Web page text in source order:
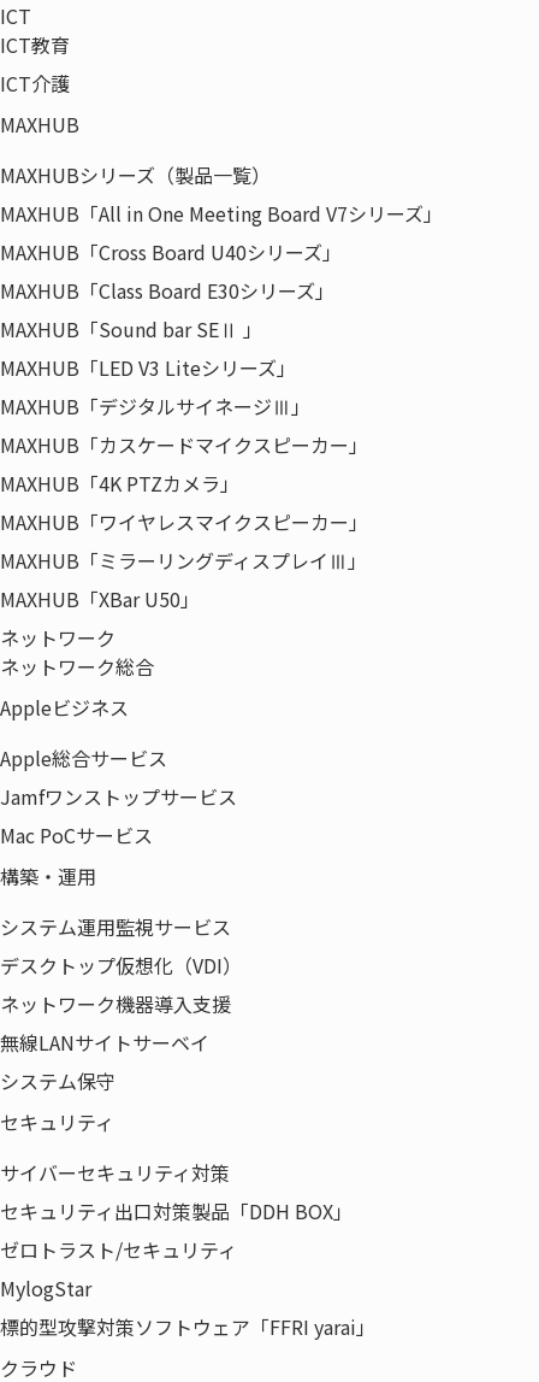
ICT
ICT教育
ICT介護
MAXHUB
MAXHUBシリーズ（製品一覧）
MAXHUB「All in One Meeting Board V7シリーズ」
MAXHUB「Cross Board U40シリーズ」
MAXHUB「Class Board E30シリーズ」
MAXHUB「Sound bar SEⅡ 」
MAXHUB「LED V3 Liteシリーズ」
MAXHUB「デジタルサイネージⅢ」
MAXHUB「カスケードマイクスピーカー」
MAXHUB「4K PTZカメラ」
MAXHUB「ワイヤレスマイクスピーカー」
MAXHUB「ミラーリングディスプレイⅢ」
MAXHUB「XBar U50」
ネットワーク
ネットワーク総合
Appleビジネス
Apple総合サービス
Jamfワンストップサービス
Mac PoCサービス
構築・運用
システム運用監視サービス
デスクトップ仮想化（VDI）
ネットワーク機器導入支援
無線LANサイトサーベイ
システム保守
セキュリティ
サイバーセキュリティ対策
セキュリティ出口対策製品「DDH BOX」
ゼロトラスト/セキュリティ
MylogStar
標的型攻撃対策ソフトウェア「FFRI yarai」
クラウド
向上させるのか。ということが今の大きな課題の一
つではないでしょうか。
について、IT資産の管理の目線とBPOのプロフェッ
ショナルの目線でご説明を致します。
これをきっかけとして、皆様の課題解決に少しでも
お役立ていただけますと幸いです。
お申し込み受付は終了しました。
個人情報の取り扱いにつ
いて
ウチダエスコ株式会社は、一般財団法人日本情報経済社会
推進協会(JIPDEC)より『プライバシーマーク』付与の認定
を受けています。以下の項目をご確認の上、フォームにご
扱う新商品・サービス等のお知らせ、商品企
画、メールマガジン配信、当社主催のセミナー
することはございません。
当社はプライバシーマーク取得企業です。ご提
供いただける個人情報は、「
連絡先などの情報が不足している場合や、不完
全な場合は当社からの返答や案内が行えない等
//-->
セミナープログラム
15:00～
15:30
【Program1】